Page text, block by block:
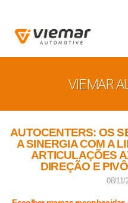
VIEMAR
AUTOCENTERS: OS
A SINERGIA COM A
ARTICULAÇÕES
DIREÇÃO E
08/11/